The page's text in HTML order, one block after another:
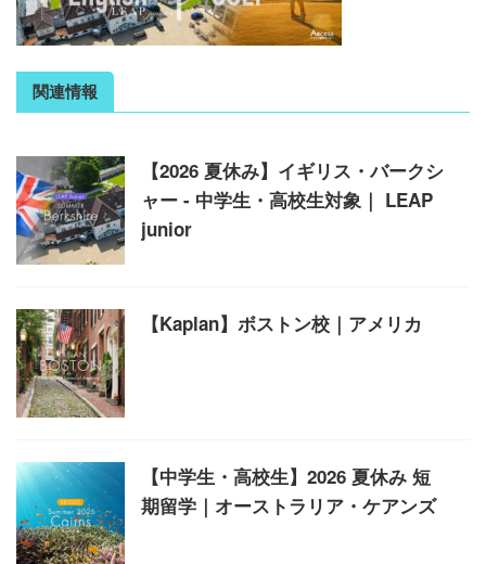
関連情報
【2026 夏休み】イギリス・バークシ
ャー - 中学生・高校生対象｜ LEAP
junior
【Kaplan】ボストン校｜アメリカ
【中学生・高校生】2026 夏休み 短
期留学｜オーストラリア・ケアンズ